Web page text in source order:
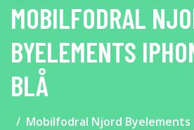
MOBILFODRAL
BYELEMENTS
BLÅ
Mobilfodral Njord Byelements